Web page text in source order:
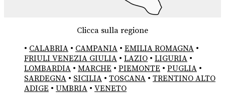
Clicca sulla regione
• CALABRIA • CAMPANIA • EMILIA ROMAGNA •
FRIULI VENEZIA GIULIA • LAZIO • LIGURIA •
LOMBARDIA • MARCHE • PIEMONTE • PUGLIA •
SARDEGNA • SICILIA • TOSCANA • TRENTINO ALTO
ADIGE • UMBRIA • VENETO